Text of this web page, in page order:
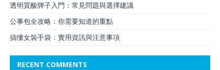
透明質酸牌子入門：常見問題與選擇建議
公事包全攻略：你需要知道的重點
搞懂女裝手袋：實用資訊與注意事項
RECENT COMMENTS